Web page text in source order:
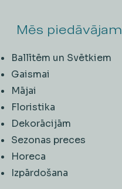
Mēs piedāvājam
Ballītēm un Svētkiem
Gaismai
Mājai
Floristika
Dekorācijām
Sezonas preces
Horeca
​Izpārdošana